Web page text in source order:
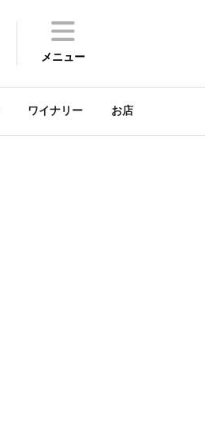
メニュー
ワイナリー お店